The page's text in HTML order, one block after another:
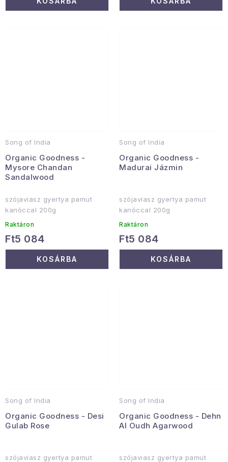
Song of India
Organic Goodness -
Mysore Chandan
Sandalwood
szójaviasz gyertya pamut
kanóccal 200g
Raktáron
Ft5 084
KOSÁRBA
Song of India
Organic Goodness -
Madurai Jázmin
szójaviasz gyertya pamut
kanóccal 200g
Raktáron
Ft5 084
KOSÁRBA
Song of India
Organic Goodness - Desi
Gulab Rose
szójaviasz gyertya pamut
Song of India
Organic Goodness - Dehn
Al Oudh Agarwood
szójaviasz gyertya pamut